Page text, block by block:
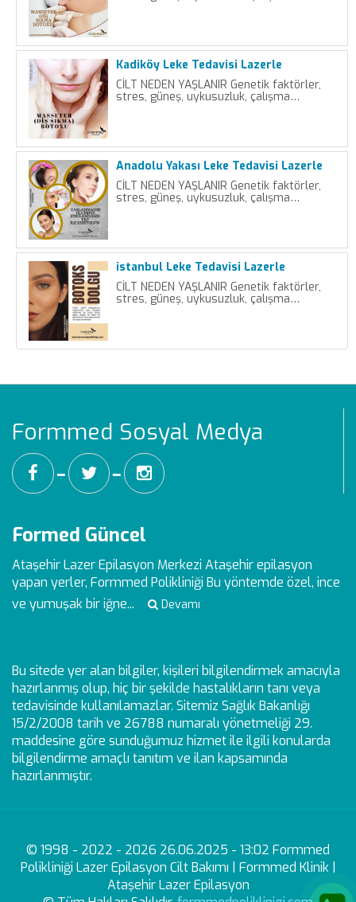
Kadiköy Leke Tedavisi Lazerle
CİLT NEDEN YAŞLANIR Genetik faktörler,
stres, güneş, uykusuzluk, çalışma…
Anadolu Yakası Leke Tedavisi Lazerle
CİLT NEDEN YAŞLANIR Genetik faktörler,
stres, güneş, uykusuzluk, çalışma…
istanbul Leke Tedavisi Lazerle
CİLT NEDEN YAŞLANIR Genetik faktörler,
stres, güneş, uykusuzluk, çalışma…
Formmed Sosyal Medya
━ ━
Formed Güncel
Ataşehir Lazer Epilasyon Merkezi Ataşehir epilasyon
yapan yerler, Formmed Polikliniği Bu yöntemde özel, ince
ve yumuşak bir iğne...
Devamı
Bu sitede yer alan bilgiler, kişileri bilgilendirmek amacıyla
hazırlanmış olup, hiç bir şekilde hastalıkların tanı veya
tedavisinde kullanılamazlar. Sitemiz Sağlık Bakanlığı
15/2/2008 tarih ve 26788 numaralı yönetmeliği 29.
maddesine göre sunduğumuz hizmet ile ilgili konularda
bilgilendirme amaçlı tanıtım ve ilan kapsamında
hazırlanmıştır.
© 1998 - 2022 - 2026 26.06.2025 - 13:02 Formmed
Polikliniği Lazer Epilasyon Cilt Bakımı | Formmed Klinik |
Ataşehir Lazer Epilasyon